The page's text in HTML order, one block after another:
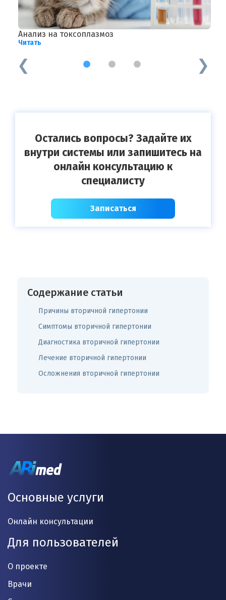
Анализ на токсоплазмоз
Читать
1 2 3
Остались вопросы? Задайте их
внутри системы или запишитесь на
онлайн консультацию к
специалисту
Записаться
Содержание статьи
Причины вторичной гипертонии
Симптомы вторичной гипертонии
Диагностика вторичной гипертонии
Лечение вторичной гипертонии
Осложнения вторичной гипертонии
Основные услуги
Онлайн консультации
Для пользователей
О проекте
Врачи